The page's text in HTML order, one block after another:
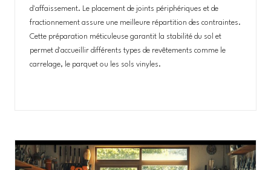
d'affaissement. Le placement de joints périphériques et de
fractionnement assure une meilleure répartition des contraintes.
Cette préparation méticuleuse garantit la stabilité du sol et
permet d'accueillir différents types de revêtements comme le
carrelage, le parquet ou les sols vinyles.